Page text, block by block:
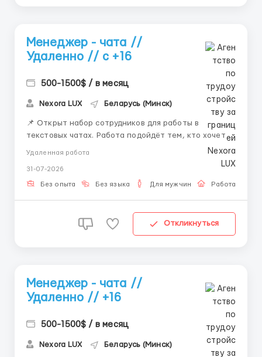
Менеджер - чата //
Удаленно // с +16
500-1500$ / в месяц
Nexora LUX Беларусь (Минск)
📌 Открыт набор сотрудников для работы в
текстовых чатах. Работа подойдёт тем, кто хочет
работать удалённо и развиваться в сфере онлайн-
переписку — отвечать на сообщения —
сопровождать клиентов — работать с внутренней
Удаленная работа
31-07-2026
Без опыта Без языка Для мужчин Работа
Откликнуться
Менеджер - чата //
Удаленно // +16
500-1500$ / в месяц
Nexora LUX Беларусь (Минск)